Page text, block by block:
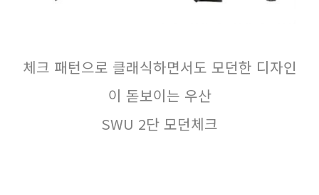
체크 패턴으로 클래식하면서도 모던한 디자인
이 돋보이는 우산
SWU 2단 모던체크